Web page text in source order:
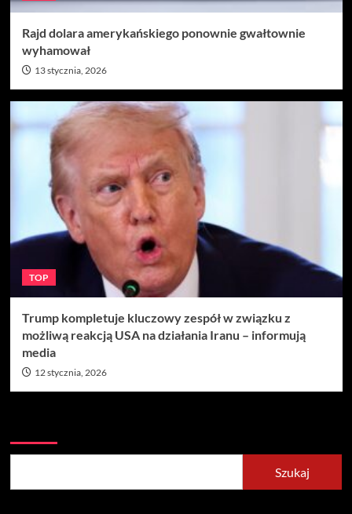
Rajd dolara amerykańskiego ponownie gwałtownie
wyhamował
13 stycznia, 2026
TOP
Trump kompletuje kluczowy zespół w związku z
możliwą reakcją USA na działania Iranu – informują
media
12 stycznia, 2026
Szukaj